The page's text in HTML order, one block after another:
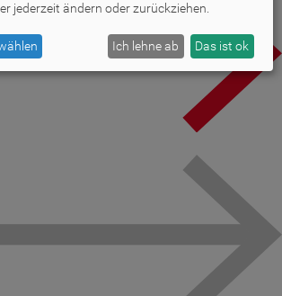
jederzeit ändern oder zurückziehen.
Ich lehne ab Das ist ok